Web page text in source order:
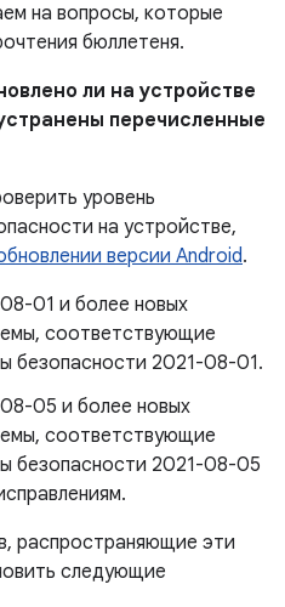
на вопросы, которые
бюллетеня.
ли на устройстве
перечисленные
уровень
на устройстве,
версии Android.
01 и более новых
соответствующие
безопасности 2021-08-01.
05 и более новых
соответствующие
безопасности 2021-08-05
распространяющие эти
следующие